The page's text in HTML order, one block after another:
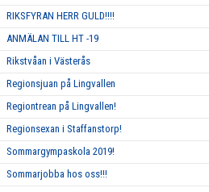
RIKSFYRAN HERR GULD!!!!
ANMÄLAN TILL HT -19
Rikstvåan i Västerås
Regionsjuan på Lingvallen
Regiontrean på Lingvallen!
Regionsexan i Staffanstorp!
Sommargympaskola 2019!
Sommarjobba hos oss!!!